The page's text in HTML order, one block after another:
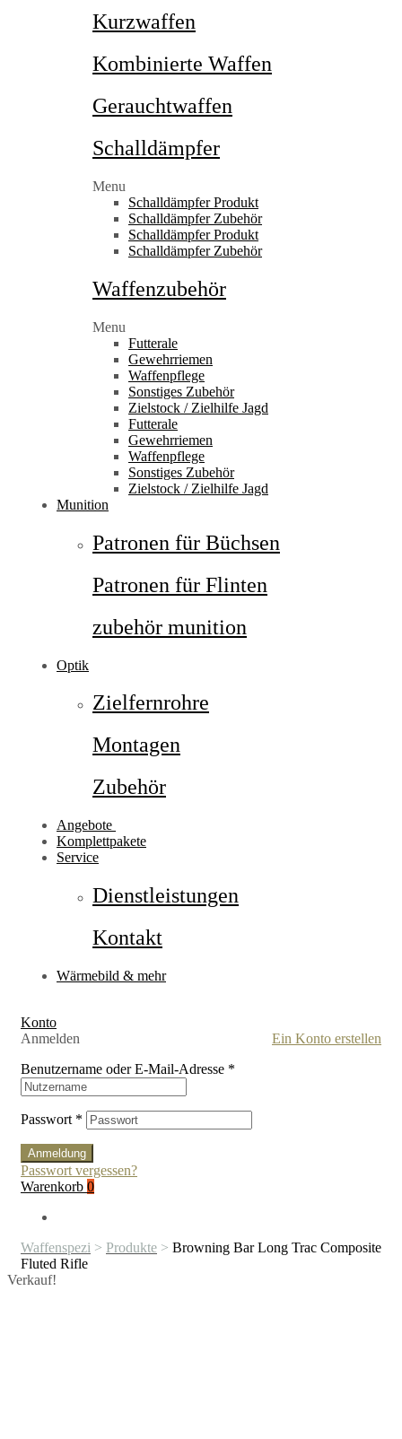
Kurzwaffen
Kombinierte Waffen
Gerauchtwaffen
Schalldämpfer
Menu
Schalldämpfer Produkt
Schalldämpfer Zubehör
Schalldämpfer Produkt
Schalldämpfer Zubehör
Waffenzubehör
Menu
Futterale
Gewehrriemen
Waffenpflege
Sonstiges Zubehör
Zielstock / Zielhilfe Jagd
Futterale
Gewehrriemen
Waffenpflege
Sonstiges Zubehör
Zielstock / Zielhilfe Jagd
Munition
Patronen für Büchsen
Patronen für Flinten
zubehör munition
Optik
Zielfernrohre
Montagen
Zubehör
Angebote
Komplettpakete
Service
Dienstleistungen
Kontakt
Wärmebild & mehr
Konto
Anmelden
Ein Konto erstellen
Benutzername oder E-Mail-Adresse *
Passwort *
Anmeldung
Passwort vergessen?
Warenkorb 0
Waffenspezi > Produkte > Browning Bar Long Trac Composite
Fluted Rifle
Verkauf!